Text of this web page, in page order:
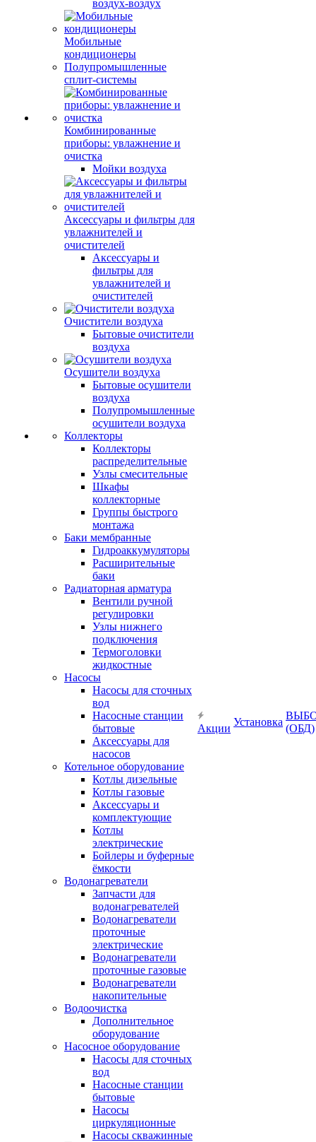
воздух-воздух
Мобильные
кондиционеры
Полупромышленные
сплит-системы
Комбинированные
приборы: увлажнение и
очистка
Мойки воздуха
Аксессуары и фильтры для
увлажнителей и
очистителей
Аксессуары и
фильтры для
увлажнителей и
очистителей
Очистители воздуха
Бытовые очистители
воздуха
Осушители воздуха
Бытовые осушители
воздуха
Полупромышленные
осушители воздуха
Коллекторы
Коллекторы
распределительные
Узлы смесительные
Шкафы
коллекторные
Группы быстрого
монтажа
Баки мембранные
Гидроаккумуляторы
Расширительные
баки
Радиаторная арматура
Вентили ручной
регулировки
Узлы нижнего
подключения
Термоголовки
жидкостные
Насосы
Насосы для сточных
вод
Насосные станции
бытовые
Аксессуары для
насосов
Котельное оборудование
Котлы дизельные
Котлы газовые
Аксессуары и
комплектующие
Котлы
электрические
Бойлеры и буферные
ёмкости
Водонагреватели
Запчасти для
водонагревателей
Водонагреватели
проточные
электрические
Водонагреватели
проточные газовые
Водонагреватели
накопительные
Водоочистка
Дополнительное
оборудование
Насосное оборудование
Насосы для сточных
вод
Насосные станции
бытовые
Насосы
циркуляционные
Насосы скважинные
Акции
Установка
(ОБД)